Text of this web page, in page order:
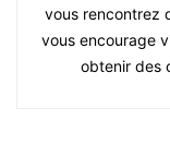
vous rencontrez
vous encourage
obtenir des